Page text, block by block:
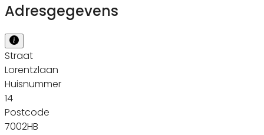
Adresgegevens
Straat
Lorentzlaan
Huisnummer
14
Postcode
7002HB